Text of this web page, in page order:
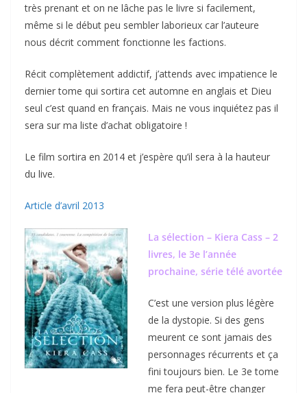
très prenant et on ne lâche pas le livre si facilement,
même si le début peu sembler laborieux car l’auteure
nous décrit comment fonctionne les factions.
Récit complètement addictif, j’attends avec impatience le
dernier tome qui sortira cet automne en anglais et Dieu
seul c’est quand en français. Mais ne vous inquiétez pas il
sera sur ma liste d’achat obligatoire !
Le film sortira en 2014 et j’espère qu’il sera à la hauteur
du live.
Article d’avril 2013
La sélection – Kiera Cass – 2
livres, le 3e l’année
prochaine, série télé avortée
C’est une version plus légère
de la dystopie. Si des gens
meurent ce sont jamais des
personnages récurrents et ça
fini toujours bien. Le 3e tome
me fera peut-être changer